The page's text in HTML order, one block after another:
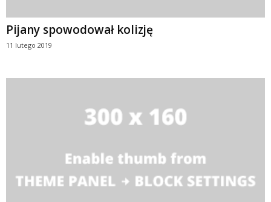
Pijany spowodował kolizję
11 lutego 2019